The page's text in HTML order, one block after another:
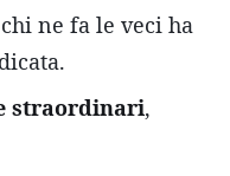
ne fa le veci ha
straordinari,